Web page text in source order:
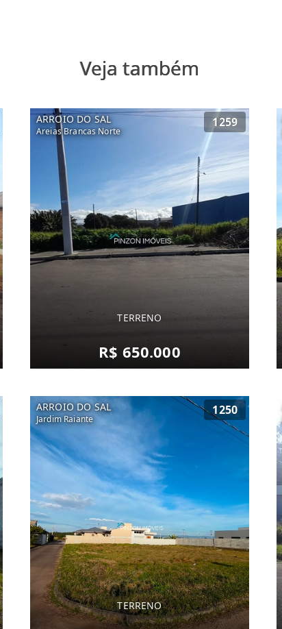
Veja também
ARROIO DO SAL
Areias Brancas Norte
1259
TERRENO
R$ 650.000
ARROIO DO SAL
Jardim Raiante
1250
TERRENO